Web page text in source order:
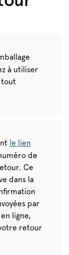
à utiliser
tout
le lien
de
Ce
dans la
par
ligne,
retour